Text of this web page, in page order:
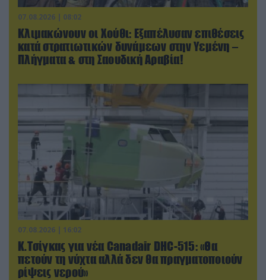
07.08.2026 | 08:02
Κλιμακώνουν οι Χούθι: Eξαπέλυσαν επιθέσεις
κατά στρατιωτικών δυνάμεων στην Υεμένη –
Πλήγματα & στη Σαουδική Αραβία!
07.08.2026 | 16:02
Κ.Τσίγκας για νέα Canadair DHC-515: «Θα
πετούν τη νύχτα αλλά δεν θα πραγματοποιούν
ρίψεις νερού»